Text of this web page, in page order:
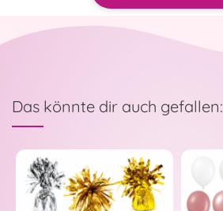
Das könnte dir auch gefallen: